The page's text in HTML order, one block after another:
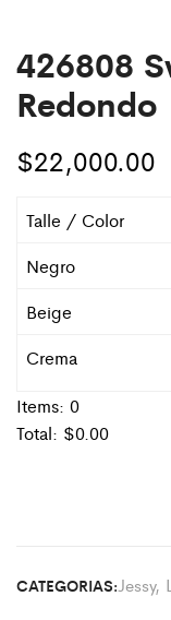
426808
Redondo
$22,000.00
Talle / Color
Negro
Beige
Crema
Items: 0
Total: $0.00
CATEGORIAS:Jessy,